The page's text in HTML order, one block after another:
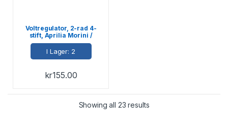
Voltregulator, 2-rad 4-
stift, Aprilia Morini /
Honda 2-T / Peugeot 2-T
I Lager: 2
kr155.00
Showing all 23 results